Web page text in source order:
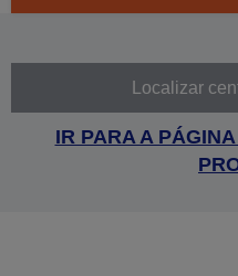
Localizar
IR PARA A